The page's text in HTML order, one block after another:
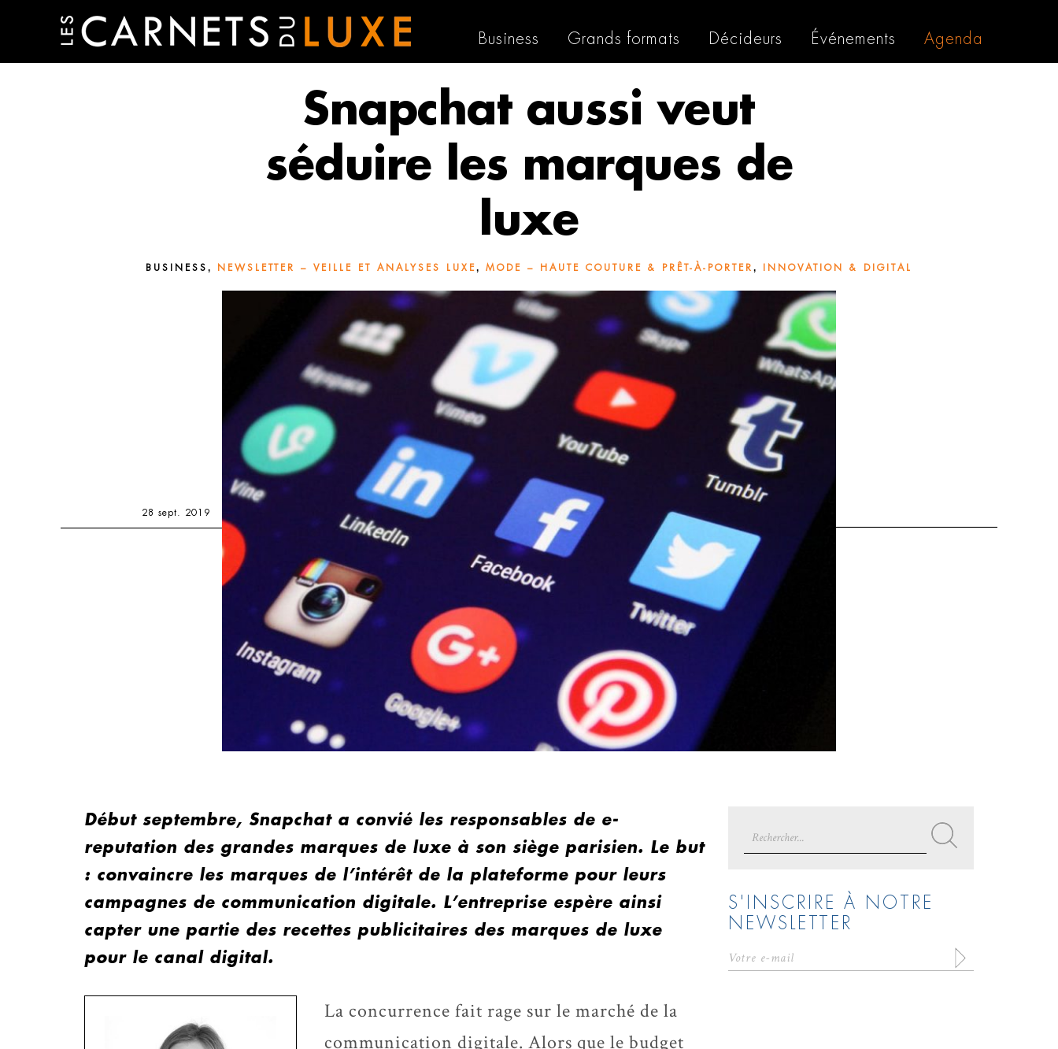
Business Grands formats Décideurs Événements Agenda
Snapchat aussi veut
séduire les marques de
luxe
BUSINESS , NEWSLETTER – VEILLE ET ANALYSES LUXE, MODE – HAUTE COUTURE & PRÊT-À-PORTER , INNOVATION & DIGITAL
28 sept. 2019
Début septembre, Snapchat a convié les responsables de e-
reputation des grandes marques de luxe à son siège parisien. Le but
: convaincre les marques de l’intérêt de la plateforme pour leurs
campagnes de communication digitale. L’entreprise espère ainsi
capter une partie des recettes publicitaires des marques de luxe
pour le canal digital.
La concurrence fait rage sur le marché de la
communication digitale. Alors que le budget
for:
S'INSCRIRE À NOTRE
NEWSLETTER